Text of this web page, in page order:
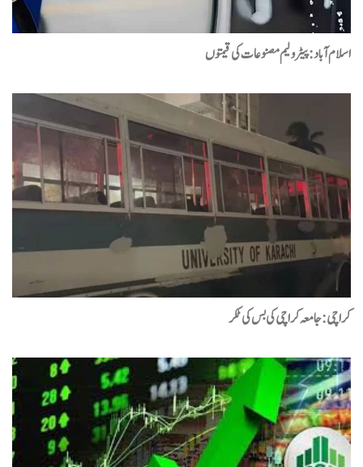
اسلام آباد : پیٹرولیم مصنوعات کی قیمتوں
کراچی : جامعہ کراچی کی بس کی ٹکر